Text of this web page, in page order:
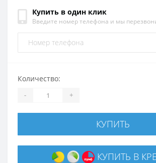
Купить в один клик
Введите номер телефона и мы
Количество:
- +
КУПИТЬ
КУПИТЬ В